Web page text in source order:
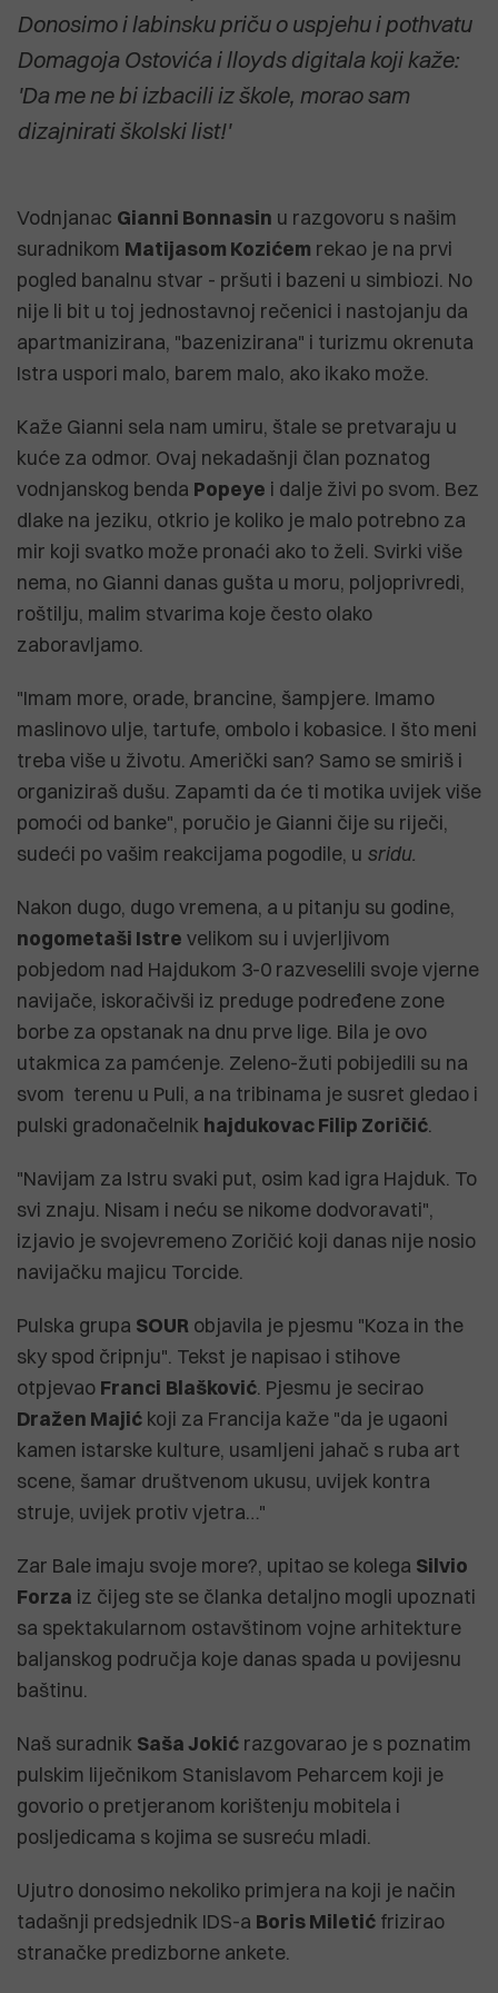
Donosimo i labinsku priču o uspjehu i pothvatu
Domagoja Ostovića i lloyds digitala koji kaže:
'Da me ne bi izbacili iz škole, morao sam
dizajnirati školski list!'
Vodnjanac Gianni Bonnasin u razgovoru s našim
suradnikom Matijasom Kozićem rekao je na prvi
pogled banalnu stvar - pršuti i bazeni u simbiozi. No
nije li bit u toj jednostavnoj rečenici i nastojanju da
apartmanizirana, "bazenizirana" i turizmu okrenuta
Istra uspori malo, barem malo, ako ikako može.
Kaže Gianni sela nam umiru, štale se pretvaraju u
kuće za odmor. Ovaj nekadašnji član poznatog
vodnjanskog benda Popeye i dalje živi po svom. Bez
dlake na jeziku, otkrio je koliko je malo potrebno za
mir koji svatko može pronaći ako to želi. Svirki više
nema, no Gianni danas gušta u moru, poljoprivredi,
roštilju, malim stvarima koje često olako
zaboravljamo.
"Imam more, orade, brancine, šampjere. Imamo
maslinovo ulje, tartufe, ombolo i kobasice. I što meni
treba više u životu. Američki san? Samo se smiriš i
organiziraš dušu. Zapamti da će ti motika uvijek više
pomoći od banke", poručio je Gianni čije su riječi,
sudeći po vašim reakcijama pogodile, u sridu.
Nakon dugo, dugo vremena, a u pitanju su godine,
nogometaši Istre velikom su i uvjerljivom
pobjedom nad Hajdukom 3-0 razveselili svoje vjerne
navijače, iskoračivši iz preduge podređene zone
borbe za opstanak na dnu prve lige. Bila je ovo
utakmica za pamćenje. Zeleno-žuti pobijedili su na
svom terenu u Puli, a na tribinama je susret gledao i
pulski gradonačelnik hajdukovac Filip Zoričić.
"Navijam za Istru svaki put, osim kad igra Hajduk. To
svi znaju. Nisam i neću se nikome dodvoravati",
izjavio je svojevremeno Zoričić koji danas nije nosio
navijačku majicu Torcide.
Pulska grupa SOUR objavila je pjesmu "Koza in the
sky spod čripnju". Tekst je napisao i stihove
otpjevao Franci Blašković. Pjesmu je secirao
Dražen Majić koji za Francija kaže "da je ugaoni
kamen istarske kulture, usamljeni jahač s ruba art
scene, šamar društvenom ukusu, uvijek kontra
struje, uvijek protiv vjetra…"
Zar Bale imaju svoje more?, upitao se kolega Silvio
Forza iz čijeg ste se članka detaljno mogli upoznati
sa spektakularnom ostavštinom vojne arhitekture
baljanskog područja koje danas spada u povijesnu
baštinu.
Naš suradnik Saša Jokić razgovarao je s poznatim
pulskim liječnikom Stanislavom Peharcem koji je
govorio o pretjeranom korištenju mobitela i
posljedicama s kojima se susreću mladi.
Ujutro donosimo nekoliko primjera na koji je način
tadašnji predsjednik IDS-a Boris Miletić frizirao
stranačke predizborne ankete.